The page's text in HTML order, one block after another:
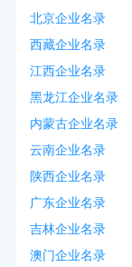
北京企业名录
西藏企业名录
江西企业名录
黑龙江企业名录
内蒙古企业名录
云南企业名录
陕西企业名录
广东企业名录
吉林企业名录
澳门企业名录